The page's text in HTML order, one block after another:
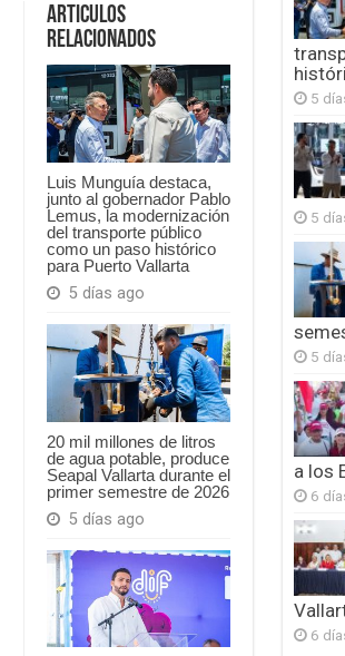
seguimiento
a
la
evolución
del
huracán
Newton
Articulos
Relacionados
Luis Munguía destaca,
junto al gobernador Pablo
Lemus, la modernización
del transporte público
como un paso histórico
para Puerto Vallarta
5 días ago
20 mil millones de litros
de agua potable, produce
Seapal Vallarta durante el
primer semestre de 2026
5 días ago
5
5
5
a los
6
6